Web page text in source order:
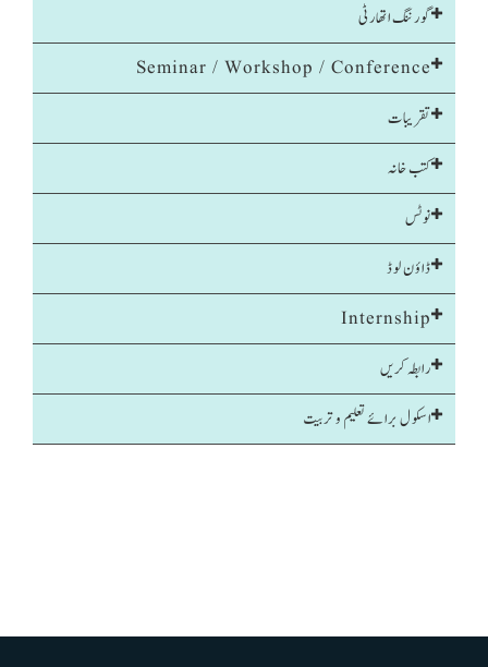
گورننگ اتھارٹی
Seminar / Workshop / Conference
تقریبات
کتب خانہ
نوٹس
ڈاؤن لوڈ
Internship
رابطہ کریں
اسکول برائے تعلیم و تربیت